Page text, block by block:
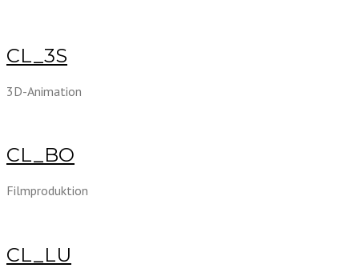
CL_3S
3D-Animation
CL_BO
Filmproduktion
CL_LU